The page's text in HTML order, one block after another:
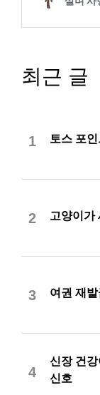
최근 글
1 토스 포
2 고양이가
3 여권 재
4
신장 건
신호